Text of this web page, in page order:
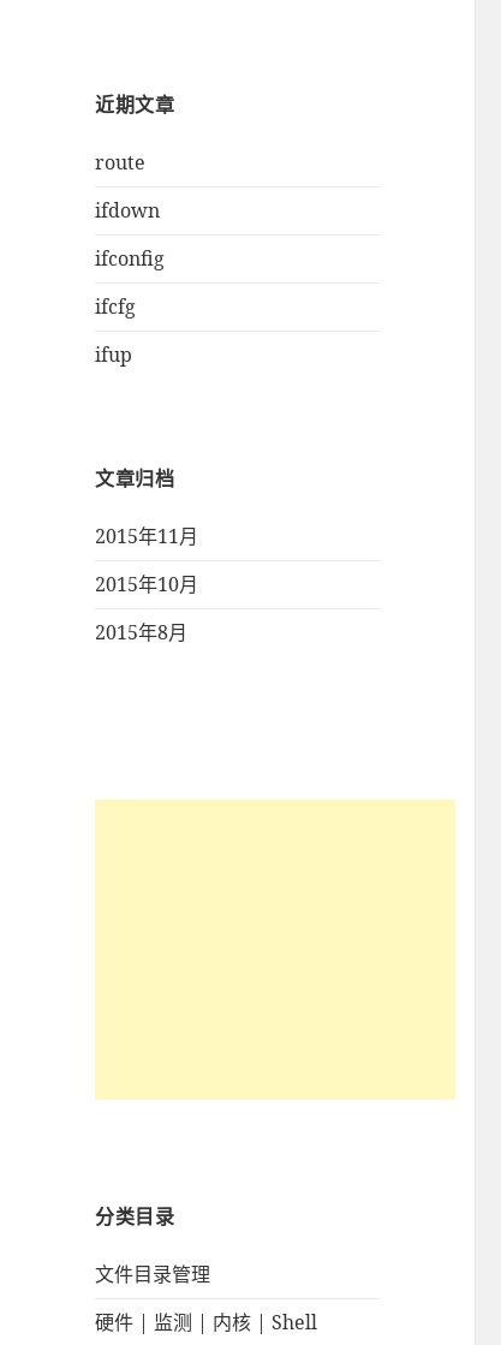
近期文章
route
ifdown
ifconfig
ifcfg
ifup
文章归档
2015年11月
2015年10月
2015年8月
分类目录
文件目录管理
硬件 | 监测 | 内核 | Shell